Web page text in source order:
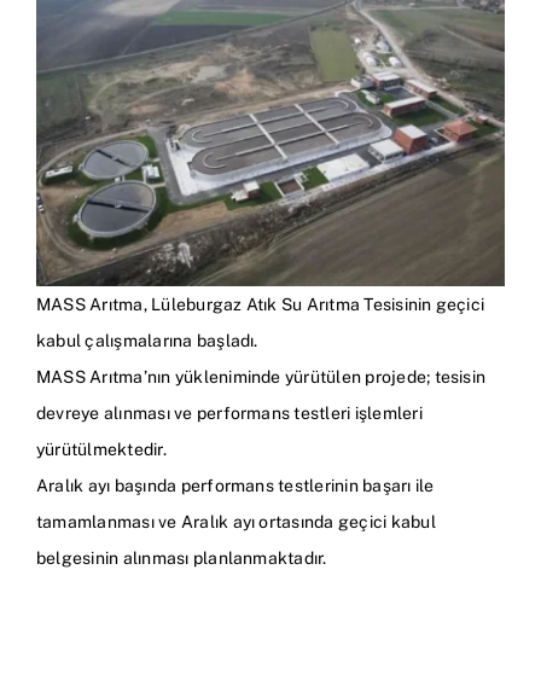
MASS Arıtma, Lüleburgaz Atık Su Arıtma Tesisinin geçici
kabul çalışmalarına başladı.
MASS Arıtma’nın yükleniminde yürütülen projede; tesisin
devreye alınması ve performans testleri işlemleri
yürütülmektedir.
Aralık ayı başında performans testlerinin başarı ile
tamamlanması ve Aralık ayı ortasında geçici kabul
belgesinin alınması planlanmaktadır.